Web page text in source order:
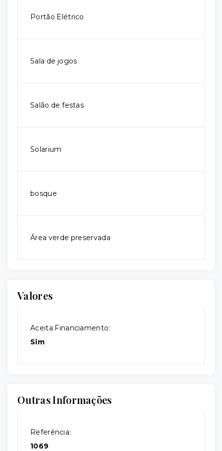
Portão Elétrico
Sala de jogos
Salão de festas
Solarium
bosque
Área verde preservada
Valores
Aceita Financiamento:
Sim
Outras Informações
Referência:
1069